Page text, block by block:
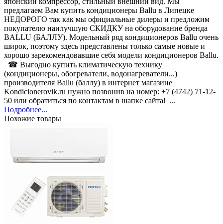
предлагаем Вам купить кондиционеры Ballu в Липецке
НЕДОРОГО так как мы официальные дилеры и предложим
покупателю наилучшую СКИДКУ на оборудование бренда
BALLU (БАЛЛУ). Модельный ряд кондиционеров Ballu очень
широк, поэтому здесь представлены только самые новые и
хорошо зарекомендовавшие себя модели кондиционеров Ballu.
☎ Выгодно купить климатическую технику
(кондиционеры, обогреватели, водонагреватели...)
производителя Ballu (баллу) в интернет магазине
Kondicionerovik.ru нужно позвонив на номер: +7 (4742) 71-12-
50 или обратиться по контактам в шапке сайта! ...
Подробнее...
Похожие товары